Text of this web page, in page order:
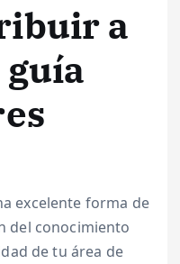
a
excelente forma de
del conocimiento
de tu área de